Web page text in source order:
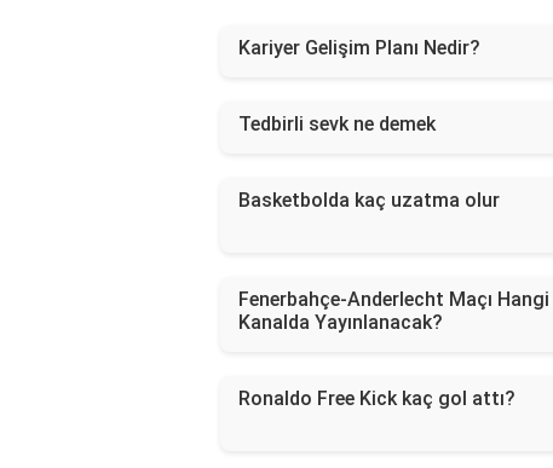
Kariyer Gelişim Planı Nedir?
Tedbirli sevk ne demek
Basketbolda kaç uzatma olur
Fenerbahçe-Anderlecht Maçı Hangi
Kanalda Yayınlanacak?
Ronaldo Free Kick kaç gol attı?